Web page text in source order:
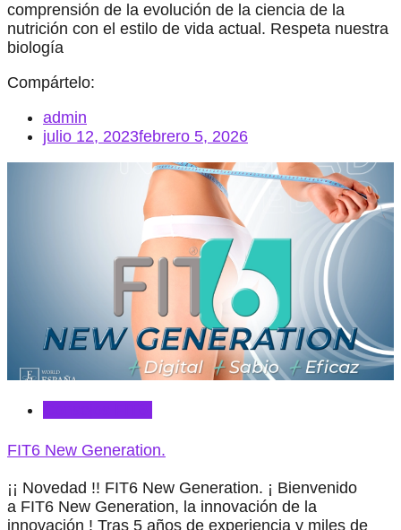
comprensión de la evolución de la ciencia de la
nutrición con el estilo de vida actual. Respeta nuestra
biología
Compártelo:
admin
julio 12, 2023febrero 5, 2026
FIT6 New Generation.
¡¡ Novedad !! FIT6 New Generation. ¡ Bienvenido
a FIT6 New Generation, la innovación de la
innovación ! Tras 5 años de experiencia y miles de